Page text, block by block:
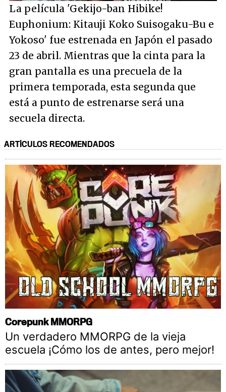
La película 'Gekijo-ban Hibike!
Euphonium: Kitauji Koko Suisogaku-Bu e
Yokoso' fue estrenada en Japón el pasado
23 de abril. Mientras que la cinta para la
gran pantalla es una precuela de la
primera temporada, esta segunda que
está a punto de estrenarse será una
secuela directa.
ARTÍCULOS RECOMENDADOS
Corepunk MMORPG
Un verdadero MMORPG de la vieja
escuela ¡Cómo los de antes, pero mejor!